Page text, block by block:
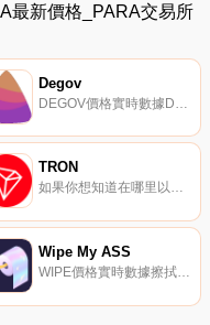
最新價格_PARA交易所
Degov
TRON
如果你想知道在哪里以當前價格購買TRON,目前交易{TRON]股票的頂級加密貨幣交易所是Binance、OKX、Deepcoin、CoinW和BTCEX。您可以在我們的加密貨幣交易所頁面上找到其他列表.
Wipe My ASS
WIPE價格實時數據擦拭我的屁股是NFT社區使用衛生紙的主題。